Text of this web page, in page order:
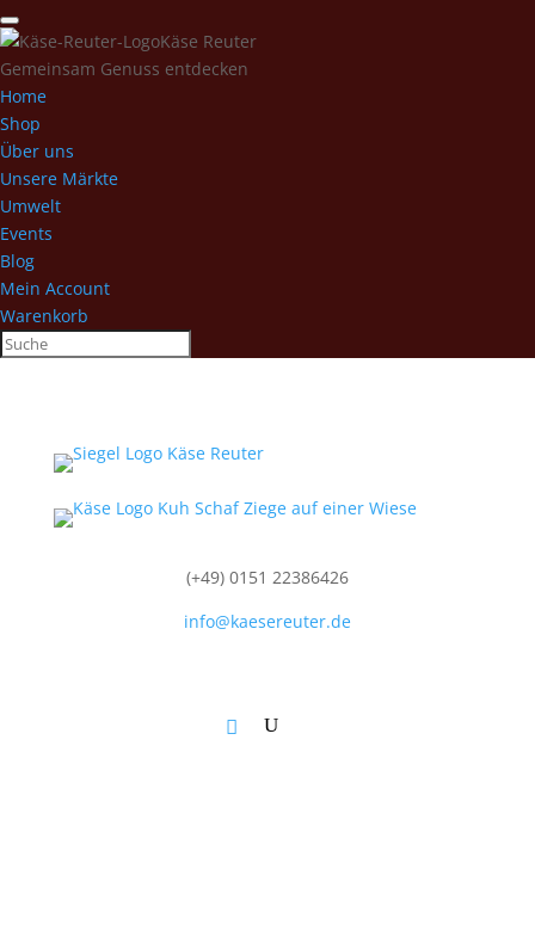
Käse Reuter
Gemeinsam Genuss entdecken
Home
Shop
Über uns
Unsere Märkte
Umwelt
Events
Blog
Mein Account
Warenkorb
(+49) 0151 22386426
info@kaesereuter.de